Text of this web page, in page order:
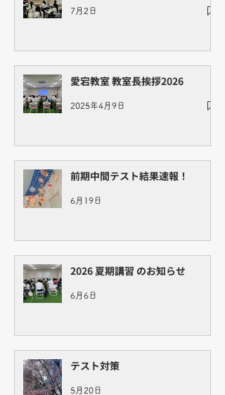
7月2日
愛宕教室 教室長挨拶2026
2025年4月9日
前期中間テスト結果速報！
6月19日
2026 夏期講習 のお知らせ
6月6日
テスト対策
5月20日